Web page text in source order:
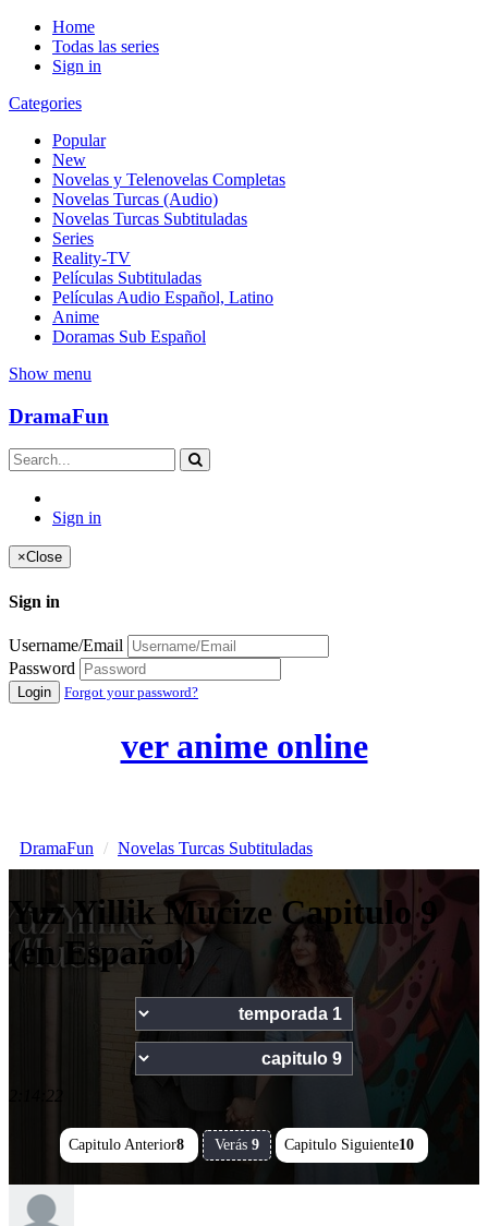
Home
Todas las series
Sign in
Categories
Popular
New
Novelas y Telenovelas Completas
Novelas Turcas (Audio)
Novelas Turcas Subtituladas
Series
Reality-TV
Películas Subtituladas
Películas Audio Español, Latino
Anime
Doramas Sub Español
Show menu
DramaFun
Sign in
×Close
Sign in
Username/Email
Password
Login Forgot your password?
ver anime online
DramaFun Novelas Turcas Subtituladas
Yuz Yillik Mucize Capitulo 9
(en Español)
2:14:22
Capitulo Anterior8 Verás 9 Capitulo Siguiente10